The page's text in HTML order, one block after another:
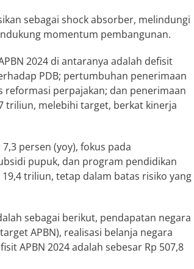
sebagai shock absorber, melindungi
momentum pembangunan.
2024 di antaranya adalah defisit
PDB; pertumbuhan penerimaan
reformasi perpajakan; dan penerimaan
triliun, melebihi target, berkat kinerja
persen (yoy), fokus pada
pupuk, dan program pendidikan
triliun, tetap dalam batas risiko yang
sebagai berikut, pendapatan negara
APBN), realisasi belanja negara
APBN 2024 adalah sebesar Rp 507,8